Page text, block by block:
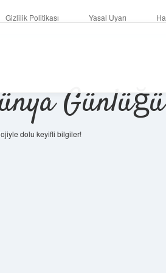
Gizlilik Politikası Yasal Uyarı
Günlüğü
dolu keyifli bilgiler!